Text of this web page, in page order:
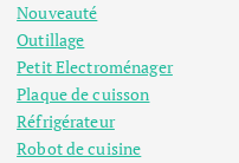
Nouveauté
Outillage
Petit Electroménager
Plaque de cuisson
Réfrigérateur
Robot de cuisine